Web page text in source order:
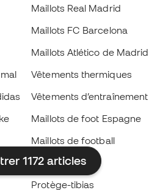
1172 articles
Maillots Real Madrid
Maillots FC Barcelona
Maillots Atlético de Madrid
Vêtements thermiques
Vêtements d’entraînement
Maillots de foot Espagne
Maillots de football
Imperméables
Protège-tibias